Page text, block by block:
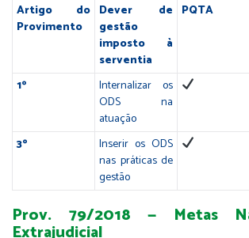
Artigo do
Provimento
Dever de
gestão
imposto à
serventia
PQTA
1º
Internalizar os
ODS na
atuação
3º
Inserir os ODS
nas práticas de
gestão
Prov. 79/2018 — Metas
Extrajudicial